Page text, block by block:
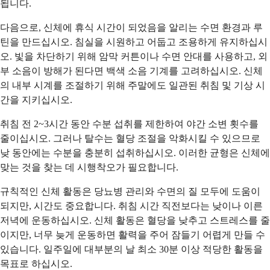
됩니다.
다음으로, 신체에 휴식 시간이 되었음을 알리는 수면 환경과 루
틴을 만드십시오. 침실을 시원하고 어둡고 조용하게 유지하십시
오. 빛을 차단하기 위해 암막 커튼이나 수면 안대를 사용하고, 외
부 소음이 방해가 된다면 백색 소음 기계를 고려하십시오. 신체
의 내부 시계를 조절하기 위해 주말에도 일관된 취침 및 기상 시
간을 지키십시오.
취침 전 2~3시간 동안 수분 섭취를 제한하여 야간 소변 횟수를
줄이십시오. 그러나 탈수는 혈당 조절을 악화시킬 수 있으므로
낮 동안에는 수분을 충분히 섭취하십시오. 이러한 균형은 신체에
맞는 것을 찾는 데 시행착오가 필요합니다.
규칙적인 신체 활동은 당뇨병 관리와 수면의 질 모두에 도움이
되지만, 시간도 중요합니다. 취침 시간 직전보다는 낮이나 이른
저녁에 운동하십시오. 신체 활동은 혈당을 낮추고 스트레스를 줄
이지만, 너무 늦게 운동하면 활력을 주어 잠들기 어렵게 만들 수
있습니다. 일주일에 대부분의 날 최소 30분 이상 적당한 활동을
목표로 하십시오.